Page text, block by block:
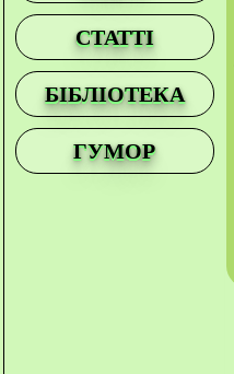
СТАТТІ
БІБЛІОТЕКА
ГУМОР